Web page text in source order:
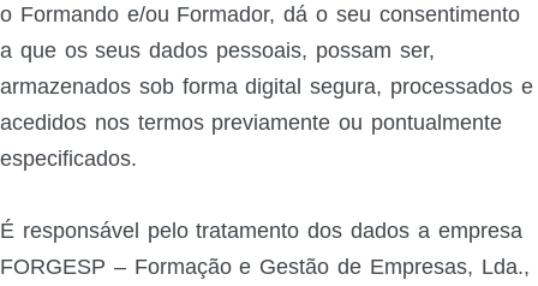
o Formando e/ou Formador, dá o seu consentimento
a que os seus dados pessoais, possam ser,
armazenados sob forma digital segura, processados e
acedidos nos termos previamente ou pontualmente
especificados.
É responsável pelo tratamento dos dados a empresa
FORGESP – Formação e Gestão de Empresas, Lda.,